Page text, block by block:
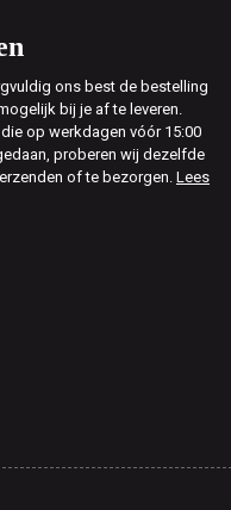
ons best de bestelling
bij je af te leveren.
op werkdagen vóór 15:00
proberen wij dezelfde
of te bezorgen. Lees